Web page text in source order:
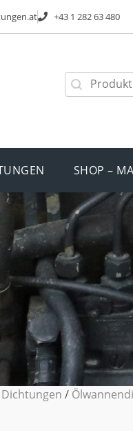
+43 1 282 63 480
SHOP –
/